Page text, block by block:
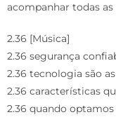
acompanhar todas
2.36 [Música]
2.36 segurança
2.36 tecnologia são
2.36 características
2.36 quando